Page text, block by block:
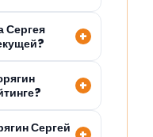
Сергея
Сергей